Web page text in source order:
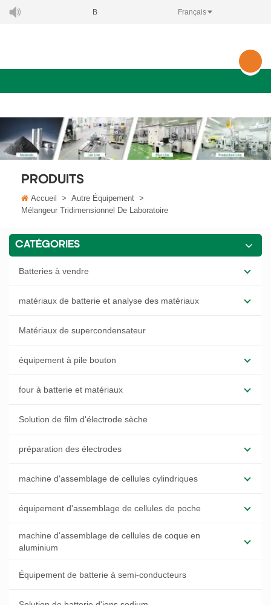
BIENVENUE À XIAMEN TOB NEW ENERGY TECHNOLOGY
Français
PRODUITS
Accueil > Autre Équipement >
Mélangeur Tridimensionnel De Laboratoire
CATÉGORIES
Batteries à vendre
matériaux de batterie et analyse des matériaux
Matériaux de supercondensateur
équipement à pile bouton
four à batterie et matériaux
Solution de film d'électrode sèche
préparation des électrodes
machine d'assemblage de cellules cylindriques
équipement d'assemblage de cellules de poche
machine d'assemblage de cellules de coque en
aluminium
Équipement de batterie à semi-conducteurs